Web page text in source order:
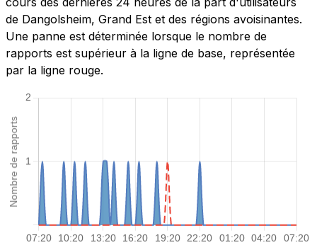
de Dangolsheim, Grand Est et des régions avoisinantes.
Une panne est déterminée lorsque le nombre de
rapports est supérieur à la ligne de base, représentée
par la ligne rouge.